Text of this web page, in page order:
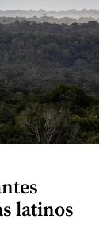
latinos